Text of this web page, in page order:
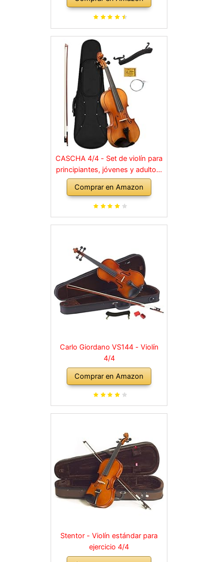
CASCHA 4/4 - Set de violín para
principiantes, jóvenes y adultos,
violín macizo con arco, colofonia,
cuerdas de repuesto, soporte
para hombro, maletín, abeto
Comprar en Amazon
Carlo Giordano VS144 - Violín
4/4
Comprar en Amazon
Stentor - Violín estándar para
ejercicio 4/4